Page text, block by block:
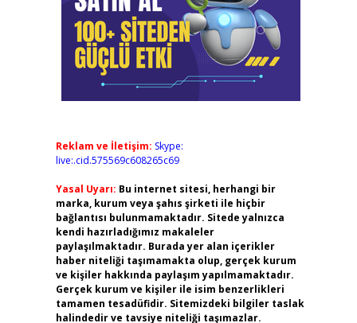
Reklam ve İletişim: Skype:
live:.cid.575569c608265c69
Yasal Uyarı: Bu internet sitesi, herhangi bir
marka, kurum veya şahıs şirketi ile hiçbir
bağlantısı bulunmamaktadır. Sitede yalnızca
kendi hazırladığımız makaleler
paylaşılmaktadır. Burada yer alan içerikler
haber niteliği taşımamakta olup, gerçek kurum
ve kişiler hakkında paylaşım yapılmamaktadır.
Gerçek kurum ve kişiler ile isim benzerlikleri
tamamen tesadüfidir. Sitemizdeki bilgiler taslak
halindedir ve tavsiye niteliği taşımazlar.